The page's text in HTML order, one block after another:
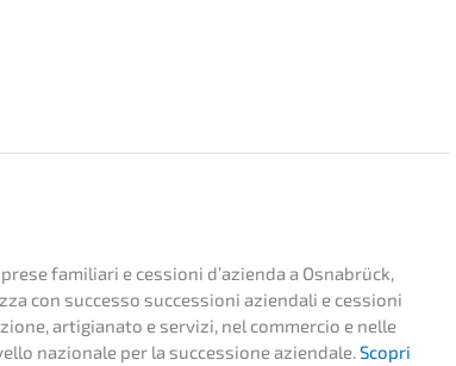
familia­ri e cessio­ni d’azi­en­da a Osnabrück,
con succes­so succes­sio­ni aziend­a­li e cessio­ni
artigi­a­na­to e servi­zi, nel commer­cio e nelle
nazio­na­le per la succes­sio­ne aziend­a­le.Scopri